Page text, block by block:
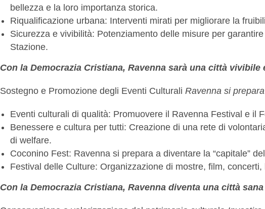
bellezza e la loro importanza storica.
Riqualificazione urbana: Interventi mirati per migliorare la
Sicurezza e vivibilità: Potenziamento delle misure per
Stazione.
Con la Democrazia Cristiana, Ravenna sarà una città
Sostegno e Promozione degli Eventi Culturali Ravenna si
Eventi culturali di qualità: Promuovere il Ravenna Festival e il
Benessere e cultura per tutti: Creazione di una rete di
di welfare.
Coconino Fest: Ravenna si prepara a diventare la “capitale”
Festival delle Culture: Organizzazione di mostre, film,
Con la Democrazia Cristiana, Ravenna diventa una città